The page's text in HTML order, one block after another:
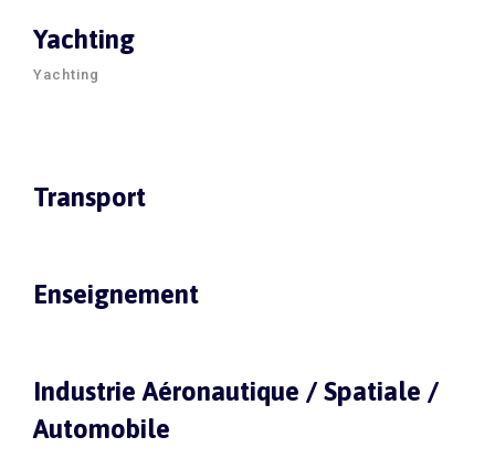
Yachting
Yachting
Transport
Enseignement
Industrie Aéronautique / Spatiale /
Automobile